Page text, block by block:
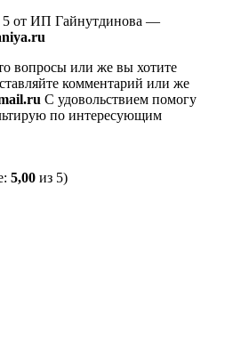
от ИП Гайнутдинова —
вопросы или же вы хотите
комментарий или же
С удовольствием помогу
по интересующим
5,00 из 5)